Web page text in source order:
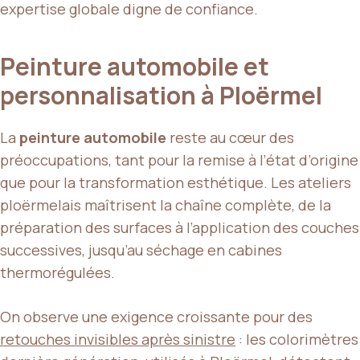
expertise globale digne de confiance.
Peinture automobile et
personnalisation à Ploërmel
La peinture automobile reste au cœur des
préoccupations, tant pour la remise à l’état d’origine
que pour la transformation esthétique. Les ateliers
ploërmelais maîtrisent la chaîne complète, de la
préparation des surfaces à l’application des couches
successives, jusqu’au séchage en cabines
thermorégulées.
On observe une exigence croissante pour des
retouches invisibles après sinistre : les colorimètres